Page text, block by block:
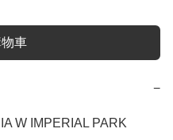
車
−
W IMPERIAL PARK